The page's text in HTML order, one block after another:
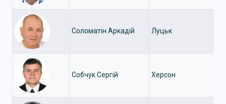
Соломатін Аркадій Луцьк
Собчук Сергій Херсон